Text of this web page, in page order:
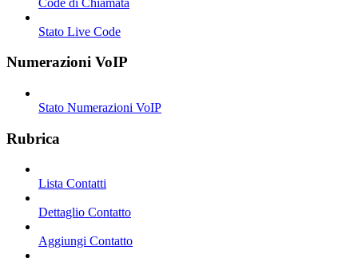
Stato Live Code
Numerazioni VoIP
Stato Numerazioni VoIP
Rubrica
Lista Contatti
Dettaglio Contatto
Aggiungi Contatto